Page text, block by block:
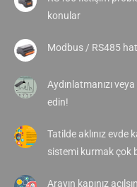
konular
Modbus / RS485
Aydınlatmanızı
edin!
Tatilde aklınız evde
sistemi kurmak çok
Arayın kapınız